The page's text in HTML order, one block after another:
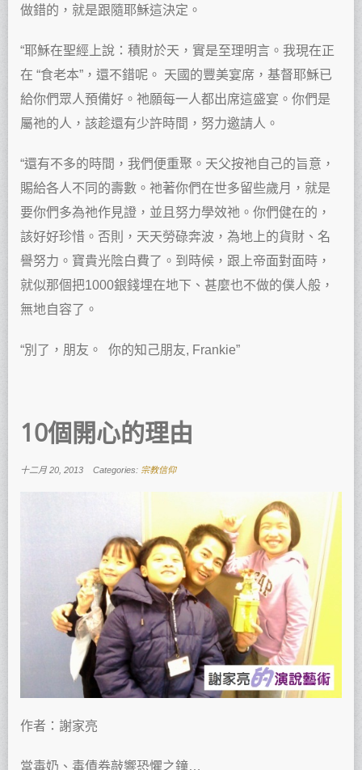
做錯的，就是跟隨耶穌這決定。
“耶穌在聖經上說：積財於天，實是至理明言。我現在正
在 “食老本”，還不錯呢。 天國的豐美宴席，基督耶穌已
給你們眾人預備好。祂願每一人都出席這盛宴。你們是
屬祂的人，該趁還有少許時間，努力邀請人。
“還有不多的時間，我們便重聚。天父按祂自己的旨意，
賜給各人不同的壽數。祂著你們在世多留些歲月，就是
要你們多為祂作見證，並且努力學效祂。你們健在的，
該好好珍惜。否則，天天勞碌奔波，為地上的貨財、名
譽努力。寶貴光陰白費了。到時候，跟上帝面對面時，
就似那個把1000銀錢埋在地下、甚麼也不做的僕人般，
無地自容了。
“別了，朋友。 你的知己朋友, Frankie”
10個開心的理由
十二月 20, 2013 Categories: 宗教信仰
作者：謝家亮
當毒奶、毒債券敲響恐懼之鐘…